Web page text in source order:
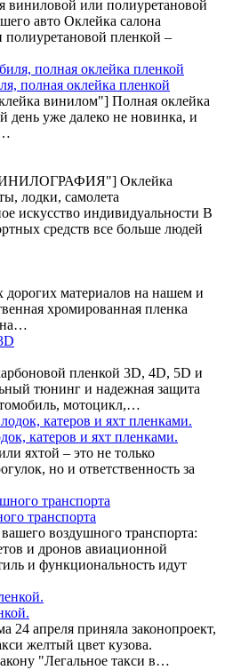
виниловой или полиуретановой
авто Оклейка салона
пленкой –
полная оклейка пленкой
винилом"] Полная оклейка
день уже далеко не новинка, и
Оклейка
лодки, самолета
искусство индивидуальности В
средств все больше людей
материалов на нашем и
хромированная пленка
на…
пленкой 3D, 4D, 5D и
тюнинг и надежная защита
мотоцикл,…
катеров и яхт пленками.
яхтой – это не только
но и ответственность за
транспорта
воздушного транспорта:
и дронов авиационной
и функциональность идут
апреля приняла законопроект,
желтый цвет кузова.
"Легальное такси в…